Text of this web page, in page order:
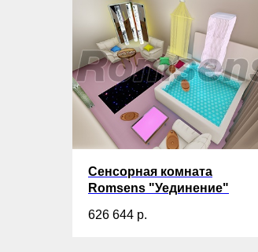
Сенсорная комната
Romsens "Уединение"
626 644 р.